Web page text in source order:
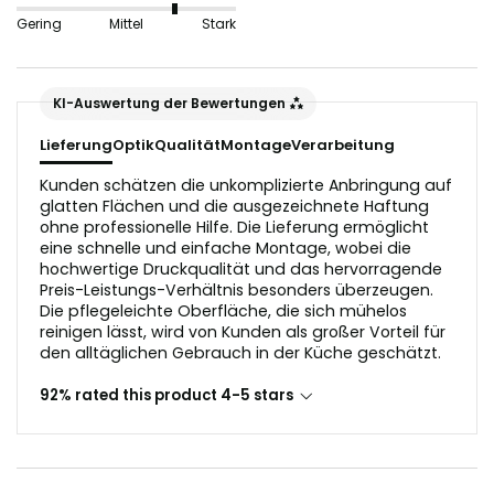
nicht geeignet, da sie die Lichtreflektion in der
Der Untergrund sollte vor dem Anbringen staub- und
Gering Mittel Stark
KI-Auswertung der Bewertungen
LieferungOptikQualitätMontageVerarbeitung
Kunden schätzen die unkomplizierte Anbringung auf
glatten Flächen und die ausgezeichnete Haftung
ohne professionelle Hilfe. Die Lieferung ermöglicht
eine schnelle und einfache Montage, wobei die
hochwertige Druckqualität und das hervorragende
Preis-Leistungs-Verhältnis besonders überzeugen.
Die pflegeleichte Oberfläche, die sich mühelos
reinigen lässt, wird von Kunden als großer Vorteil für
den alltäglichen Gebrauch in der Küche geschätzt.
92% rated this product 4-5 stars